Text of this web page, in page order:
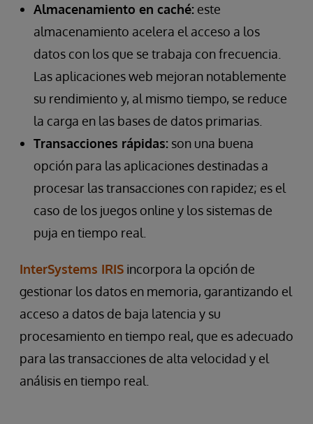
Almacenamiento en caché: este
almacenamiento acelera el acceso a los
datos con los que se trabaja con frecuencia.
Las aplicaciones web mejoran notablemente
su rendimiento y, al mismo tiempo, se reduce
la carga en las bases de datos primarias.
Transacciones rápidas: son una buena
opción para las aplicaciones destinadas a
procesar las transacciones con rapidez; es el
caso de los juegos online y los sistemas de
puja en tiempo real.
InterSystems IRIS incorpora la opción de
gestionar los datos en memoria, garantizando el
acceso a datos de baja latencia y su
procesamiento en tiempo real, que es adecuado
para las transacciones de alta velocidad y el
análisis en tiempo real.